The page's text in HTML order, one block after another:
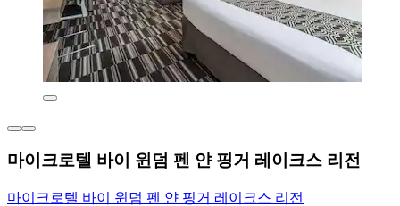
마이크로텔 바이 윈덤 펜 얀 핑거 레이크스 리전
마이크로텔 바이 윈덤 펜 얀 핑거 레이크스 리전